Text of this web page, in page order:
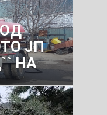
ЈП
НА
ЗА